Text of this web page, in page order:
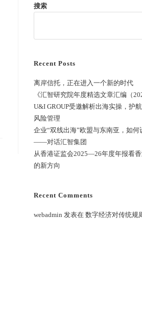
搜索
Recent Posts
离岸信托，正在进入一个新的时代
《汇智研究院年度精选文章汇编（
U&I GROUP受邀解析出海实操，护
风险管理
企业“双线出海”欧盟与东南亚，如何
——对话汇智集团
从香港证监会2025—26年度年报看
的新方向
Recent Comments
webadmin 发表在 数字经济对传统规